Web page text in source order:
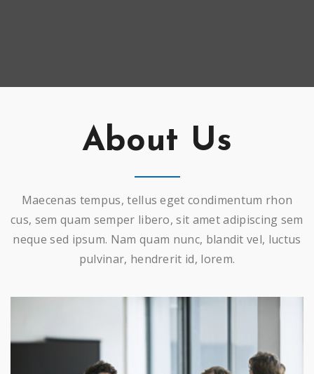
About Us
Maecenas tempus, tellus eget condimentum rhon
cus, sem quam semper libero, sit amet adipiscing sem
neque sed ipsum. Nam quam nunc, blandit vel, luctus
pulvinar, hendrerit id, lorem.
DESIGNED WITH CARE